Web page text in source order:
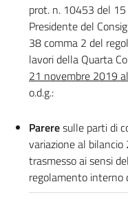
prot. n. 10453 del
Presidente del
38 comma 2 del
lavori della Quarta
21 novembre 2019
o.d.g.:
Pareresulle parti di
variazione al
trasmesso ai sensi
regolamento interno